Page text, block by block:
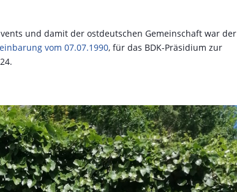
und damit der ostdeutschen Gemeinschaft war der
vom 07.07.1990, für das BDK-Präsidium zur